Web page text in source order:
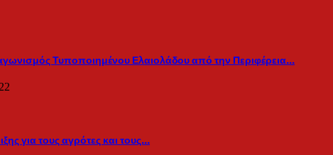
Τυποποιημένου Ελαιολάδου από την Περιφέρεια…
για τους αγρότες και τους…